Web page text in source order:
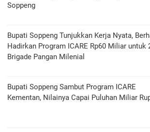
Soppeng
Bupati Soppeng Tunjukkan Kerja Nyata,
Hadirkan Program ICARE Rp60 Miliar untuk
Brigade Pangan Milenial
Bupati Soppeng Sambut Program ICARE
Kementan, Nilainya Capai Puluhan Miliar